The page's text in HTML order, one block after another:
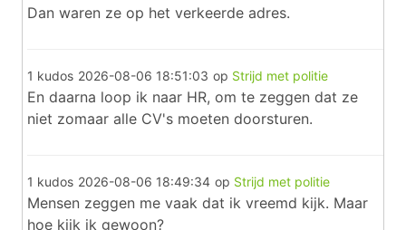
Dan waren ze op het verkeerde adres.
1 kudos 2026-08-06 18:51:03 op Strijd met politie
En daarna loop ik naar HR, om te zeggen dat ze
niet zomaar alle CV's moeten doorsturen.
1 kudos 2026-08-06 18:49:34 op Strijd met politie
Mensen zeggen me vaak dat ik vreemd kijk. Maar
hoe kijk ik gewoon?